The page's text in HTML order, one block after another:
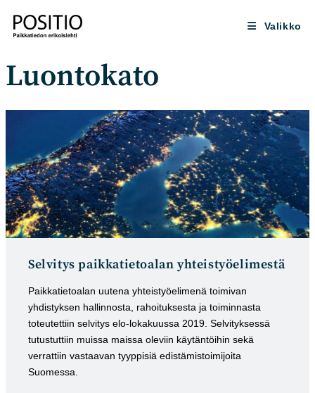
suoraan
sisältöön
Valikko
Luontokato
Selvitys paikkatietoalan yhteistyöelimestä
Paikkatietoalan uutena yhteistyöelimenä toimivan
yhdistyksen hallinnosta, rahoituksesta ja toiminnasta
toteutettiin selvitys elo-lokakuussa 2019. Selvityksessä
tutustuttiin muissa maissa oleviin käytäntöihin sekä
verrattiin vastaavan tyyppisiä edistämistoimijoita
Suomessa.